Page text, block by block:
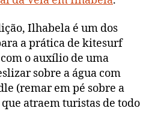
Ilhabela é um dos
a prática de kitesurf
o auxílio de uma
sobre a água com
(remar em pé sobre a
atraem turistas de todo